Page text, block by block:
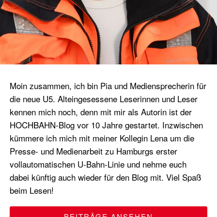
Moin zusammen, ich bin Pia und Mediensprecherin für
die neue U5. Alteingesessene Leserinnen und Leser
kennen mich noch, denn mit mir als Autorin ist der
HOCHBAHN-Blog vor 10 Jahre gestartet. Inzwischen
kümmere ich mich mit meiner Kollegin Lena um die
Presse- und Medienarbeit zu Hamburgs erster
vollautomatischen U-Bahn-Linie und nehme euch
dabei künftig auch wieder für den Blog mit. Viel Spaß
beim Lesen!